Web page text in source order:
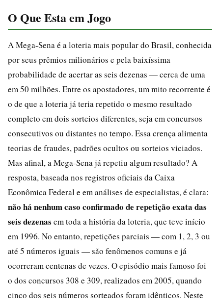
O Que Esta em Jogo
A Mega-Sena é a loteria mais popular do Brasil, conhecida
por seus prêmios milionários e pela baixíssima
probabilidade de acertar as seis dezenas — cerca de uma
em 50 milhões. Entre os apostadores, um mito recorrente é
o de que a loteria já teria repetido o mesmo resultado
completo em dois sorteios diferentes, seja em concursos
consecutivos ou distantes no tempo. Essa crença alimenta
teorias de fraudes, padrões ocultos ou sorteios viciados.
Mas afinal, a Mega-Sena já repetiu algum resultado? A
resposta, baseada nos registros oficiais da Caixa
Econômica Federal e em análises de especialistas, é clara:
não há nenhum caso confirmado de repetição exata das
seis dezenas em toda a história da loteria, que teve início
em 1996. No entanto, repetições parciais — com 1, 2, 3 ou
até 5 números iguais — são fenômenos comuns e já
ocorreram centenas de vezes. O episódio mais famoso foi
o dos concursos 308 e 309, realizados em 2005, quando
cinco dos seis números sorteados foram idênticos. Neste